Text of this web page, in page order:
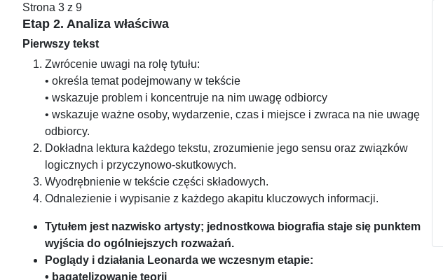
Strona 3 z 9
Etap 2. Analiza właściwa
Pierwszy tekst
Zwrócenie uwagi na rolę tytułu:
• określa temat podejmowany w tekście
• wskazuje problem i koncentruje na nim uwagę odbiorcy
• wskazuje ważne osoby, wydarzenie, czas i miejsce i zwraca na nie uwagę
odbiorcy.
Dokładna lektura każdego tekstu, zrozumienie jego sensu oraz związków
logicznych i przyczynowo-skutkowych.
Wyodrębnienie w tekście części składowych.
Odnalezienie i wypisanie z każdego akapitu kluczowych informacji.
Tytułem jest nazwisko artysty; jednostkowa biografia staje się punktem
wyjścia do ogólniejszych rozważań.
Poglądy i działania Leonarda we wczesnym etapie:
• bagatelizowanie teorii